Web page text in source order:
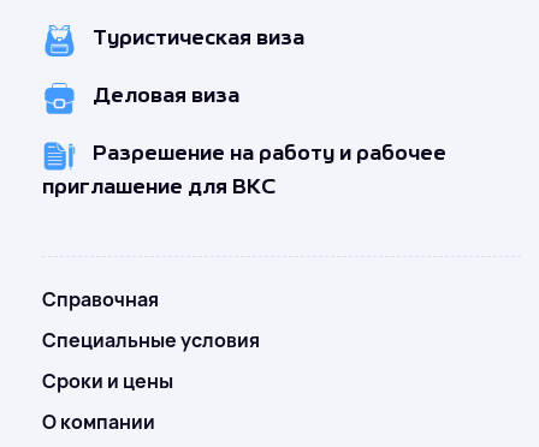
Туристическая виза
Деловая виза
Разрешение на работу и рабочее
приглашение для ВКС
Справочная
Специальные условия
Сроки и цены
О компании